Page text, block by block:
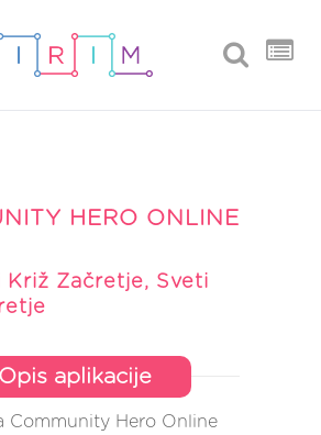
HERO ONLINE
Križ Začretje, Sveti
Opis aplikacije
Community Hero Online